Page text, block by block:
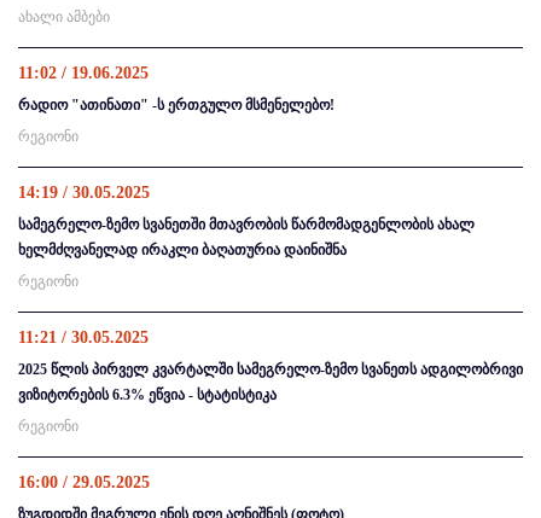
ახალი ამბები
11:02 / 19.06.2025
რადიო "ათინათი" -ს ერთგულო მსმენელებო!
რეგიონი
14:19 / 30.05.2025
სამეგრელო-ზემო სვანეთში მთავრობის წარმომადგენლობის ახალ
ხელმძღვანელად ირაკლი ბაღათურია დაინიშნა
რეგიონი
11:21 / 30.05.2025
2025 წლის პირველ კვარტალში სამეგრელო-ზემო სვანეთს ადგილობრივი
ვიზიტორების 6.3% ეწვია - სტატისტიკა
რეგიონი
16:00 / 29.05.2025
ზუგდიდში მეგრული ენის დღე აღნიშნეს (ფოტო)